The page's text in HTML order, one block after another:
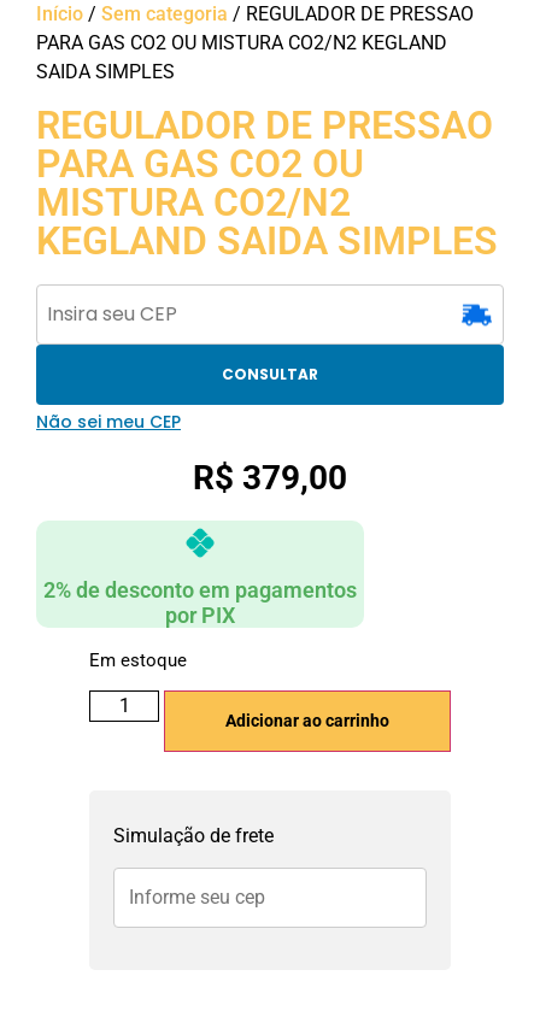
Início / Sem categoria / REGULADOR DE PRESSAO
PARA GAS CO2 OU MISTURA CO2/N2 KEGLAND
SAIDA SIMPLES
REGULADOR DE PRESSAO
PARA GAS CO2 OU
MISTURA CO2/N2
KEGLAND SAIDA SIMPLES
CONSULTAR
Não sei meu CEP
R$ 379,00
2% de desconto em pagamentos
por PIX
Em estoque
Adicionar ao carrinho
Simulação de frete